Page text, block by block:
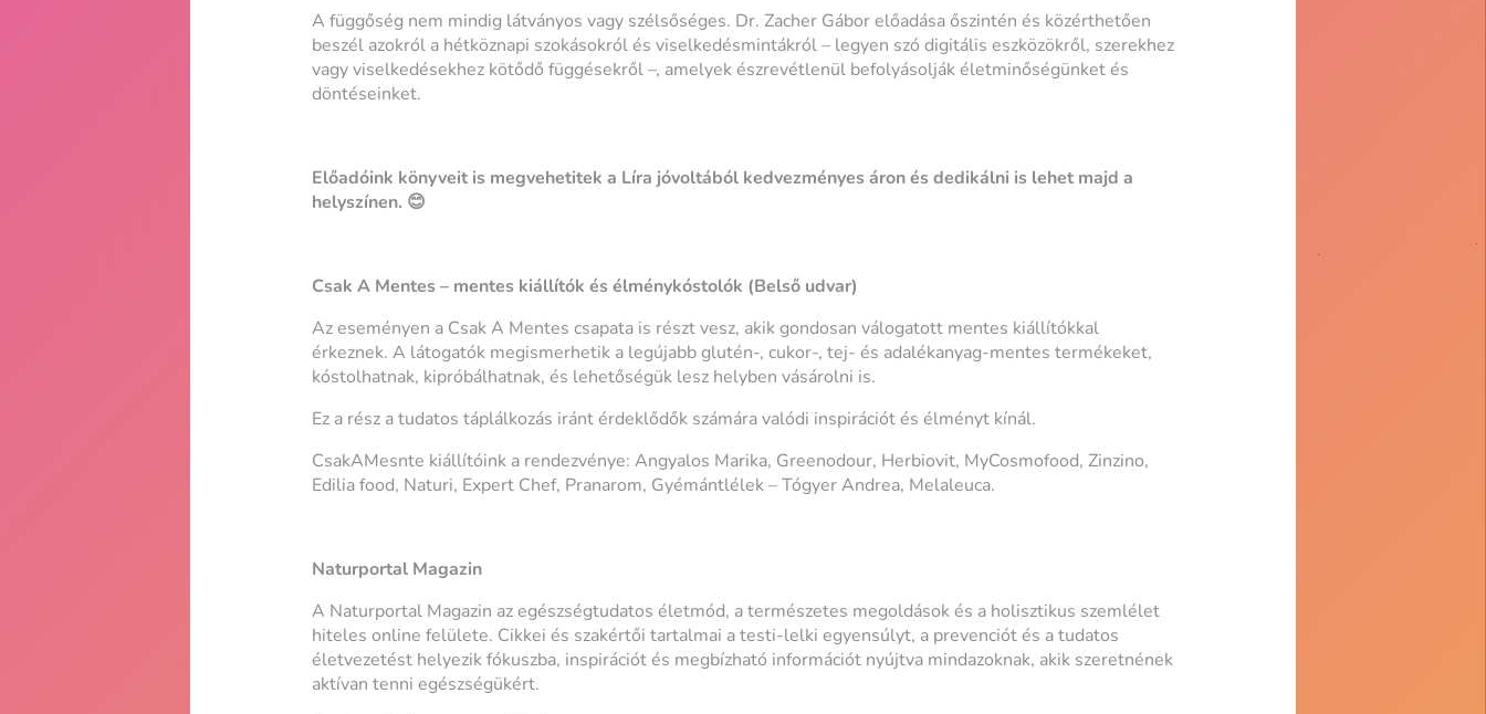
A függőség nem mindig látványos vagy szélsőséges. Dr. Zacher Gábor előadása őszintén és közérthetően
beszél azokról a hétköznapi szokásokról és viselkedésmintákról – legyen szó digitális eszközökről, szerekhez
vagy viselkedésekhez kötődő függésekről –, amelyek észrevétlenül befolyásolják életminőségünket és
döntéseinket.
Előadóink könyveit is megvehetitek a Líra jóvoltából kedvezményes áron és dedikálni is lehet majd a
helyszínen. 😊
Csak A Mentes – mentes kiállítók és élménykóstolók (Belső udvar)
Az eseményen a Csak A Mentes csapata is részt vesz, akik gondosan válogatott mentes kiállítókkal
érkeznek. A látogatók megismerhetik a legújabb glutén-, cukor-, tej- és adalékanyag-mentes termékeket,
kóstolhatnak, kipróbálhatnak, és lehetőségük lesz helyben vásárolni is.
Ez a rész a tudatos táplálkozás iránt érdeklődők számára valódi inspirációt és élményt kínál.
CsakAMesnte kiállítóink a rendezvénye: Angyalos Marika, Greenodour, Herbiovit, MyCosmofood, Zinzino,
Edilia food, Naturi, Expert Chef, Pranarom, Gyémántlélek – Tógyer Andrea, Melaleuca.
Naturportal Magazin
A Naturportal Magazin az egészségtudatos életmód, a természetes megoldások és a holisztikus szemlélet
hiteles online felülete. Cikkei és szakértői tartalmai a testi-lelki egyensúlyt, a prevenciót és a tudatos
életvezetést helyezik fókuszba, inspirációt és megbízható információt nyújtva mindazoknak, akik szeretnének
aktívan tenni egészségükért.